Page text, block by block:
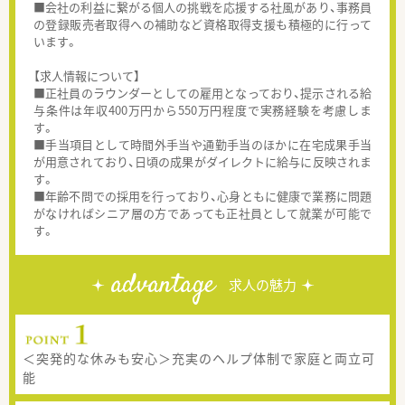
■会社の利益に繋がる個人の挑戦を応援する社風があり、事務員
の登録販売者取得への補助など資格取得支援も積極的に行って
います。
【求人情報について】
■正社員のラウンダーとしての雇用となっており、提示される給
与条件は年収400万円から550万円程度で実務経験を考慮しま
す。
■手当項目として時間外手当や通勤手当のほかに在宅成果手当
が用意されており、日頃の成果がダイレクトに給与に反映されま
す。
■年齢不問での採用を行っており、心身ともに健康で業務に問題
がなければシニア層の方であっても正社員として就業が可能で
す。
advantage 求人の魅力
＜突発的な休みも安心＞充実のヘルプ体制で家庭と両立可
能